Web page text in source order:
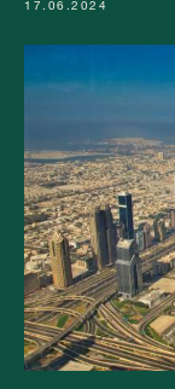
17.06.2024